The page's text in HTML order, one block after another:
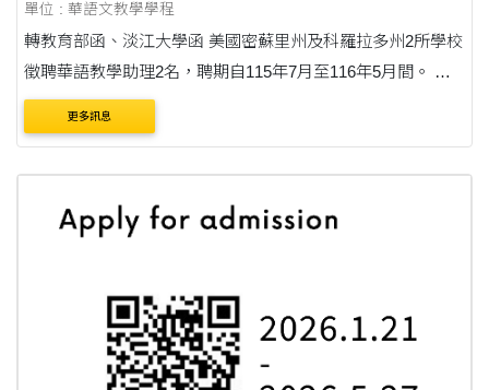
單位 : 華語文教學學程
轉教育部函、淡江大學函 美國密蘇里州及科羅拉多州2所學校
徵聘華語教學助理2名，聘期自115年7月至116年5月間。 通
告內容刊載於臺灣華語教育資源中心(網址：
更多訊息